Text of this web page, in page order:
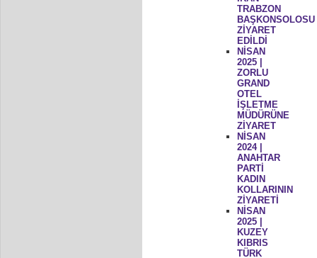
TRABZON
BAŞKONSOLOSU
ZİYARET
EDİLDİ
NİSAN
2025 |
ZORLU
GRAND
OTEL
İŞLETME
MÜDÜRÜNE
ZİYARET
NİSAN
2024 |
ANAHTAR
PARTİ
KADIN
KOLLARININ
ZİYARETİ
NİSAN
2025 |
KUZEY
KIBRIS
TÜRK